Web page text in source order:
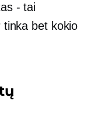
- tai
bet kokio